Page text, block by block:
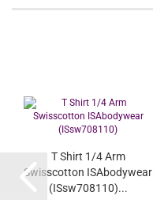
T Shirt 1/4 Arm
Swisscotton ISAbodywear
(ISsw708110)...